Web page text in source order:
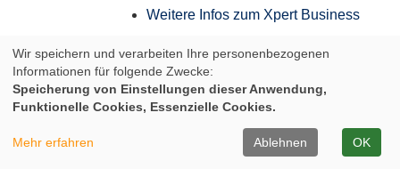
Weitere Infos zum Xpert Business
Weitere Infos zum Xpert Business
Weitere Infos zum Xpert Business
Infos zum Aufstiegs-BAföG
Wir speichern und verarbeiten Ihre personenbezogenen
Informationen für folgende Zwecke:
Speicherung von Einstellungen dieser Anwendung,
Funktionelle Cookies, Essenzielle Cookies.
Mehr erfahren Ablehnen OK